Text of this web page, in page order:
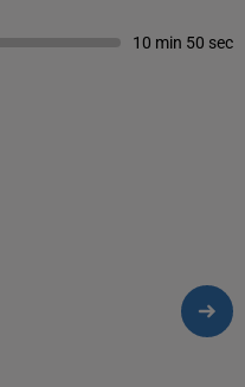
10 min 50 sec